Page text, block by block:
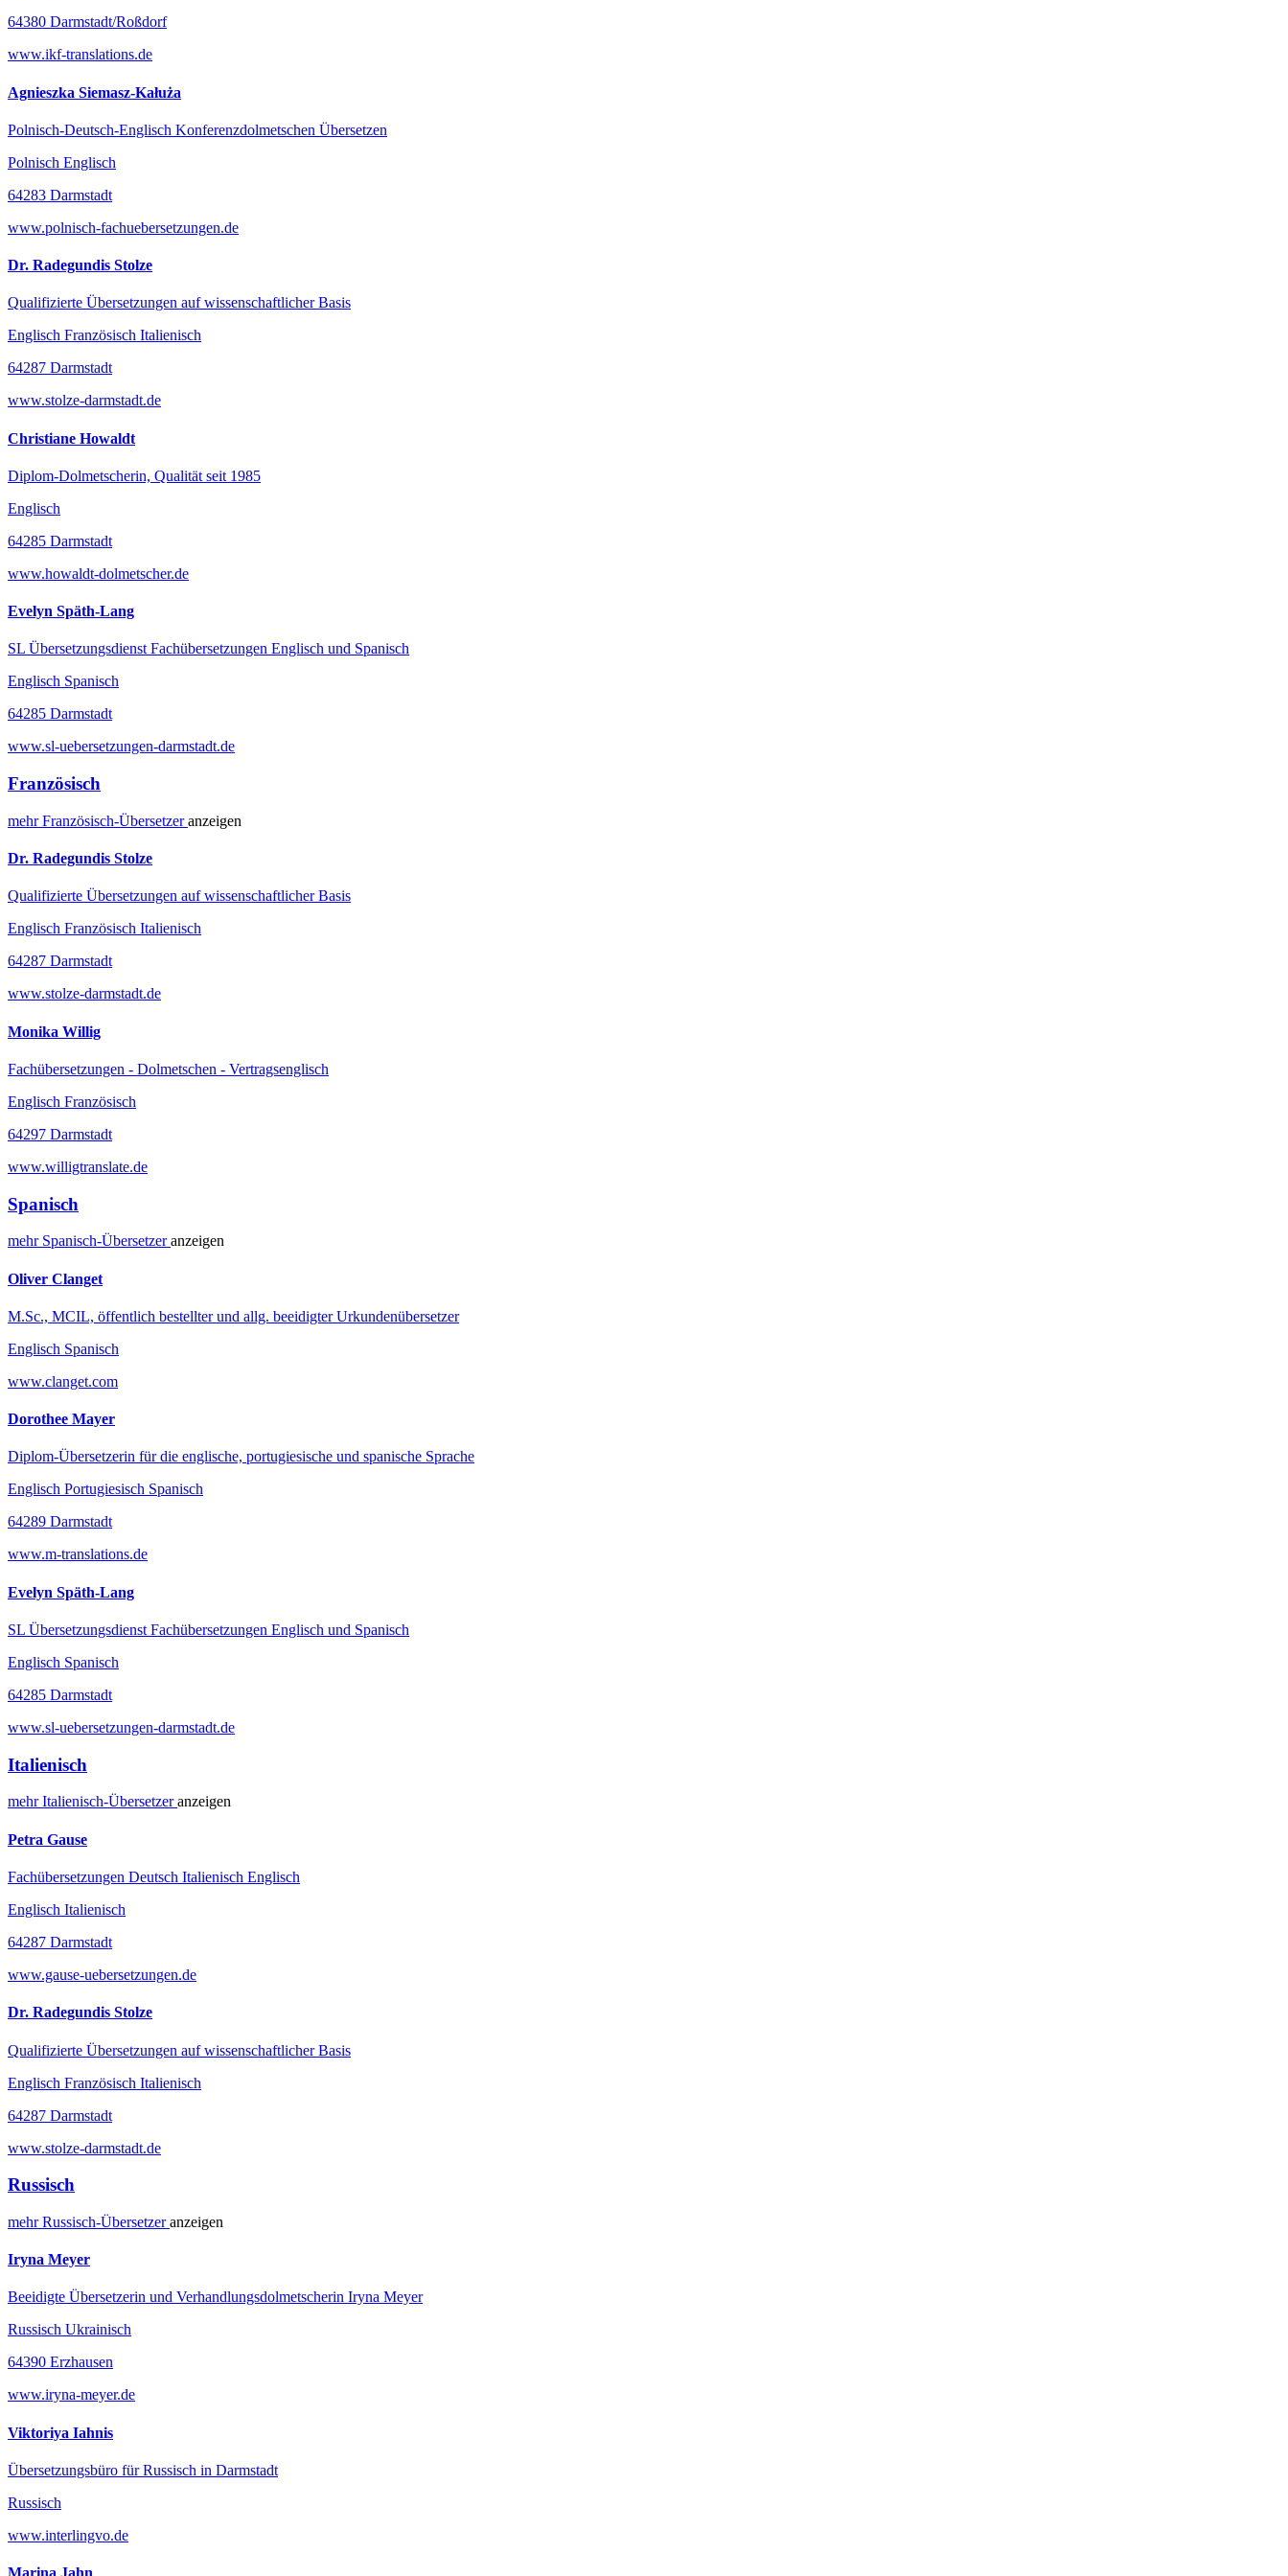
64380 Darmstadt/Roßdorf
www.ikf-translations.de
Agnieszka Siemasz-Kałuża
Polnisch-Deutsch-Englisch Konferenzdolmetschen Übersetzen
Polnisch Englisch
64283 Darmstadt
www.polnisch-fachuebersetzungen.de
Dr. Radegundis Stolze
Qualifizierte Übersetzungen auf wissenschaftlicher Basis
Englisch Französisch Italienisch
64287 Darmstadt
www.stolze-darmstadt.de
Christiane Howaldt
Diplom-Dolmetscherin, Qualität seit 1985
Englisch
64285 Darmstadt
www.howaldt-dolmetscher.de
Evelyn Späth-Lang
SL Übersetzungsdienst Fachübersetzungen Englisch und Spanisch
Englisch Spanisch
64285 Darmstadt
www.sl-uebersetzungen-darmstadt.de
Französisch
mehrFranzösisch-Übersetzeranzeigen
Dr. Radegundis Stolze
Qualifizierte Übersetzungen auf wissenschaftlicher Basis
Englisch Französisch Italienisch
64287 Darmstadt
www.stolze-darmstadt.de
Monika Willig
Fachübersetzungen - Dolmetschen - Vertragsenglisch
Englisch Französisch
64297 Darmstadt
www.willigtranslate.de
Spanisch
mehr Spanisch-Übersetzeranzeigen
Oliver Clanget
M.Sc., MCIL, öffentlich bestellter und allg. beeidigter Urkundenübersetzer
Englisch Spanisch
www.clanget.com
Dorothee Mayer
Diplom-Übersetzerin für die englische, portugiesische und spanische Sprache
Englisch Portugiesisch Spanisch
64289 Darmstadt
www.m-translations.de
Evelyn Späth-Lang
SL Übersetzungsdienst Fachübersetzungen Englisch und Spanisch
Englisch Spanisch
64285 Darmstadt
www.sl-uebersetzungen-darmstadt.de
Italienisch
mehrItalienisch-Übersetzeranzeigen
Petra Gause
Fachübersetzungen Deutsch Italienisch Englisch
Englisch Italienisch
64287 Darmstadt
www.gause-uebersetzungen.de
Dr. Radegundis Stolze
Qualifizierte Übersetzungen auf wissenschaftlicher Basis
Englisch Französisch Italienisch
64287 Darmstadt
www.stolze-darmstadt.de
Russisch
mehrRussisch-Übersetzeranzeigen
Iryna Meyer
Beeidigte Übersetzerin und Verhandlungsdolmetscherin Iryna Meyer
Russisch Ukrainisch
64390 Erzhausen
www.iryna-meyer.de
Viktoriya Iahnis
Übersetzungsbüro für Russisch in Darmstadt
Russisch
www.interlingvo.de